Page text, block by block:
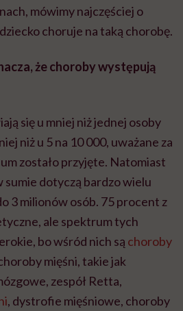
mówimy najczęściej o
choruje na taką chorobę.
że choroby występują
się u mniej niż jednej osoby
niż u 5 na 10 000, uważane za
zostało przyjęte. Natomiast
sumie dotyczą bardzo wielu
3 milionów osób. 75 procent z
ale spektrum tych
bo wśród nich są choroby
mięśni, takie jak
zespół Retta,
, dystrofie mięśniowe, choroby